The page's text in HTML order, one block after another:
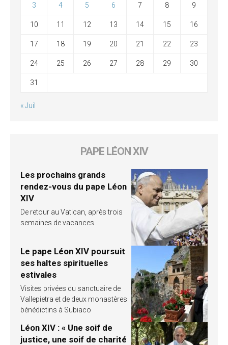
3 4 5 6 7 8 9
10 11 12 13 14 15 16
17 18 19 20 21 22 23
24 25 26 27 28 29 30
31
« Juil
PAPE LÉON XIV
Les prochains grands
rendez-vous du pape Léon
XIV
De retour au Vatican, après trois
semaines de vacances
Le pape Léon XIV poursuit
ses haltes spirituelles
estivales
Visites privées du sanctuaire de
Vallepietra et de deux monastères
bénédictins à Subiaco
Léon XIV : « Une soif de
justice, une soif de charité